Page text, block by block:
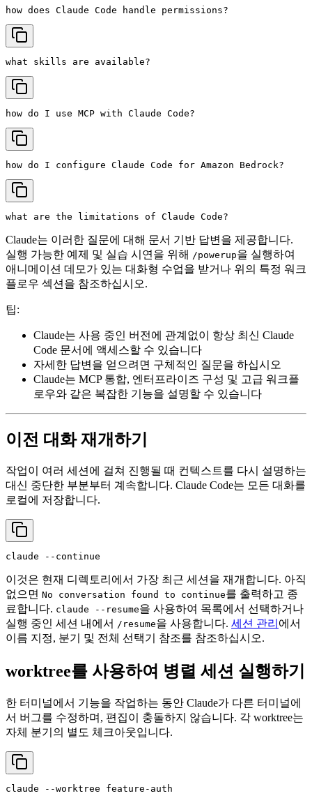
Claude는 이러한 질문에 대해 문서 기반 답변을 제공합니다.
실행 가능한 예제 및 실습 시연을 위해 /powerup을 실행하여
애니메이션 데모가 있는 대화형 수업을 받거나 위의 특정 워크
플로우 섹션을 참조하십시오.
팁:
Claude는 사용 중인 버전에 관계없이 항상 최신 Claude
Code 문서에 액세스할 수 있습니다
자세한 답변을 얻으려면 구체적인 질문을 하십시오
Claude는 MCP 통합, 엔터프라이즈 구성 및 고급 워크플
로우와 같은 복잡한 기능을 설명할 수 있습니다
이전 대화 재개하기
작업이 여러 세션에 걸쳐 진행될 때 컨텍스트를 다시 설명하는
대신 중단한 부분부터 계속합니다. Claude Code는 모든 대화를
로컬에 저장합니다.
claude -- continue
이것은 현재 디렉토리에서 가장 최근 세션을 재개합니다. 아직
없으면 No conversation found to continue를 출력하고 종
료합니다. claude --resume을 사용하여 목록에서 선택하거나
실행 중인 세션 내에서 /resume을 사용합니다. 세션 관리 에서
이름 지정, 분기 및 전체 선택기 참조를 참조하십시오.
worktree를 사용하여 병렬 세션 실행하기
한 터미널에서 기능을 작업하는 동안 Claude가 다른 터미널에
서 버그를 수정하며, 편집이 충돌하지 않습니다. 각 worktree는
자체 분기의 별도 체크아웃입니다.